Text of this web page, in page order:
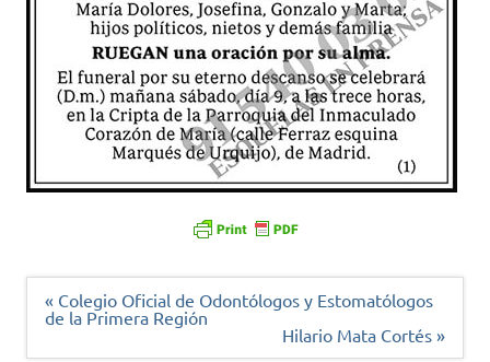
Navegación
de
« Colegio Oficial de Odontólogos y Estomatólogos
de la Primera Región
Hilario Mata Cortés »